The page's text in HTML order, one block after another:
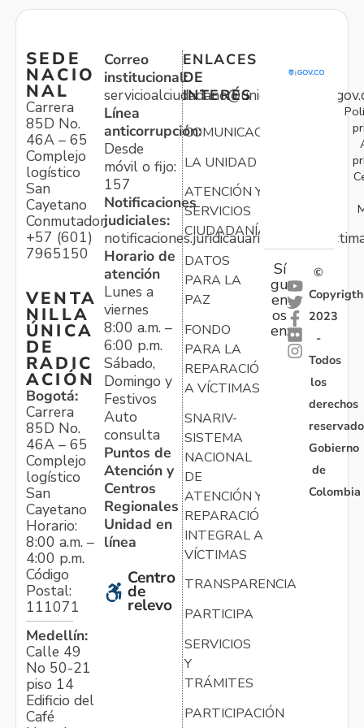
SEDE
NACIO
NAL
Carrera
85D No.
46A – 65
Complejo
logístico
San
Cayetano
Conmutador:
+57 (601)
7965150
VENTA
NILLA
ÚNICA
DE
RADIC
ACIÓN
Bogotá:
Carrera
85D No.
46A – 65
Complejo
logístico
San
Cayetano
Horario:
8:00 a.m. –
4:00 p.m.
Código
Postal:
111071
Medellín:
Calle 49
No 50-21
piso 14
Edificio del
Café
Correo
institucional:
Línea
anticorrupción:
Desde
móvil o fijo:
157
Notificaciones
judiciales:
Horario de
atención
Lunes a
viernes
8:00 a.m. –
6:00 p.m.
Sábado,
Domingo y
Festivos
Auto
consulta
Puntos de
Atención y
Centros
Regionales
Unidad en
línea
Centro
de
relevo
ENLACES
DE
INTERÉS
COMUNICACIONES
LA UNIDAD
ATENCIÓN Y
SERVICIOS
CIUDADANÍA
DATOS
PARA LA
PAZ
FONDO
PARA LA
REPARACIÓN
A VÍCTIMAS
SNARIV-
SISTEMA
NACIONAL
DE
ATENCIÓN Y
REPARACIÓN
INTEGRAL A
VÍCTIMAS
TRANSPARENCIA
PARTICIPA
SERVICIOS
Y
TRÁMITES
PARTICIPACIÓN
Sí
gu
en
os
en:
©
Copyrigth
2023
-
Todos
los
derechos
Gobierno
de
Colombia